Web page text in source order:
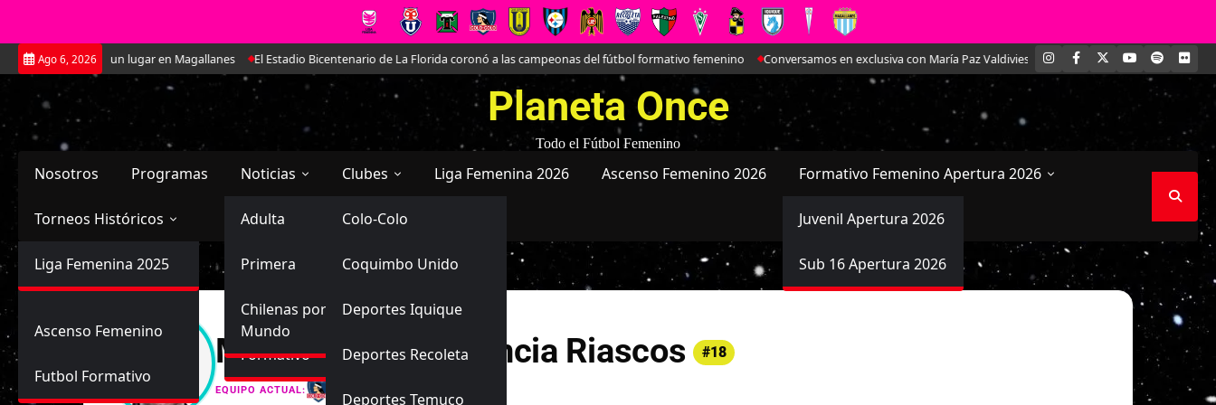
Saltar
al
contenido
Ago 6, 2026
ido ganando un lugar en Magallanes El Estadio Bicentenario de La Florida coronó a las campeonas del fútbol formativo femenino Conversamos en exclusiva con María Paz Valdivieso, la joven defensa acerera
INSTAGRAM
FACEBOOK YOUTUBE
SPOTIFY
Planeta Once
Todo el Fútbol Femenino
Nosotros Programas Noticias
Selección Chilena
Adulta
Sub-20
Sub-17
Futbol Nacional
Primera
Ascenso
Formativo
Futbol Internacional
Chilenas por el
Mundo
Clubes
Primera
Colo-Colo
Coquimbo Unido
Deportes Iquique
Deportes Recoleta
Deportes Temuco
Ascenso
Liga Femenina 2026 Ascenso Femenino 2026 Formativo Femenino Apertura 2026
Juvenil Apertura 2026
Sub 16 Apertura 2026
Torneos Históricos
Primera División
Femenina
Liga Femenina 2025
Ascenso Femenino
Futbol Formativo
Mary Yalenny Valencia Riascos #18
EQUIPO ACTUAL: Colo-Colo